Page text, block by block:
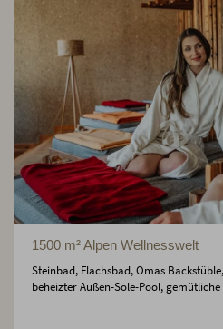
1500 m² Alpen Wellnesswelt
Steinbad, Flachsbad, Omas
beheizter Außen-Sole-Pool, gemütliche